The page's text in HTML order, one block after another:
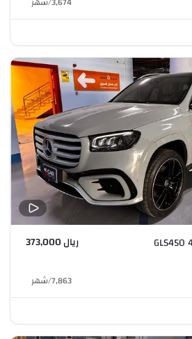
ريال 373,000
7,863
/شهر